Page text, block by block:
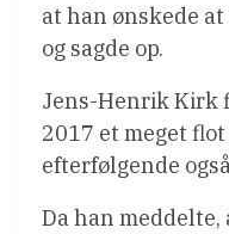
at han ønskede
og sagde op.
Jens-Henrik Kirk
2017 et meget
efterfølgende
Da han